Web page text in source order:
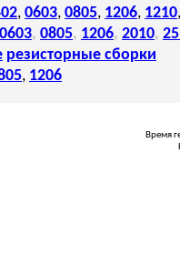
, 0603, 0805, 1206, 1210,
0603, 0805, 1206, 2010,
резисторные сборки
, 1206
Время